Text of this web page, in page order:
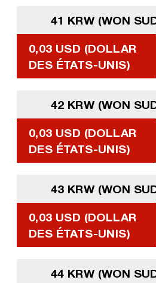
41 KRW (WON
0,03 USD (DOLLAR
DES ÉTATS-UNIS)
42 KRW (WON
0,03 USD (DOLLAR
DES ÉTATS-UNIS)
43 KRW (WON
0,03 USD (DOLLAR
DES ÉTATS-UNIS)
44 KRW (WON